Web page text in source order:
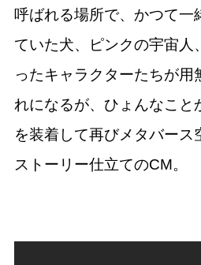
呼ばれる場所で、かつて一
ていた犬、ピンクの宇宙人
ったキャラクターたちが用
れになるが、ひょんなこと
を装着して再びメタバース
ストーリー仕立てのCM。